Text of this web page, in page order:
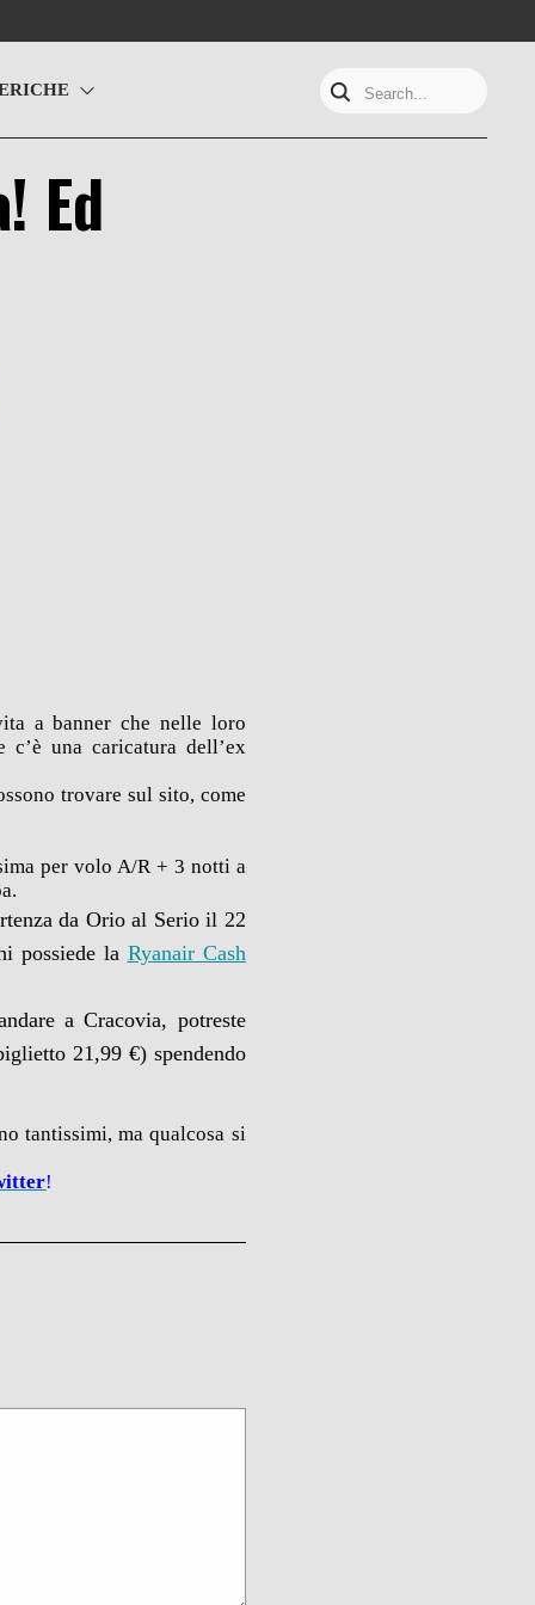
Search...
Ed
a banner che nelle loro
una caricatura dell’ex
trovare sul sito, come
per volo A/R + 3 notti a
da Orio al Serio il 22
possiede la Ryanair Cash
a Cracovia, potreste
21,99 €) spendendo
tantissimi, ma qualcosa si
!